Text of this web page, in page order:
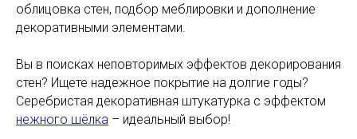
облицовка стен, подбор меблировки и дополнение
декоративными элементами.
Вы в поисках неповторимых эффектов декорирования
стен? Ищете надежное покрытие на долгие годы?
Серебристая декоративная штукатурка с эффектом
нежного шёлка – идеальный выбор!